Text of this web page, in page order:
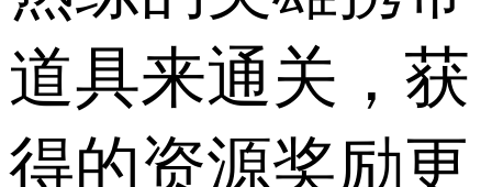
道具来通关，获
得的资源奖励更